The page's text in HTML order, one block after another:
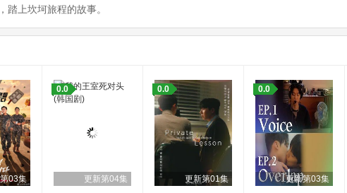
踏上坎坷旅程的故事。
03集 更新第04集
0.0
更新第01集
0.0
更新第03集
0.0